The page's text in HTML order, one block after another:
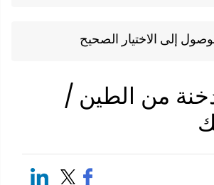
إلى الاختيار الصحيح
من الطين /